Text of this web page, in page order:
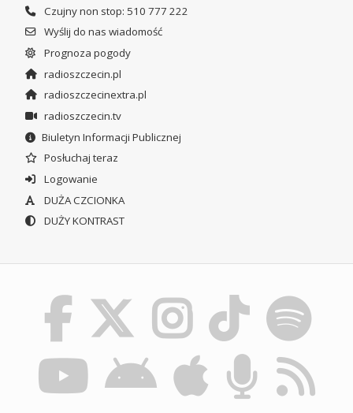
Czujny non stop: 510 777 222
Wyślij do nas wiadomość
Prognoza pogody
radioszczecin.pl
radioszczecinextra.pl
radioszczecin.tv
Biuletyn Informacji Publicznej
Posłuchaj teraz
Logowanie
DUŻA CZCIONKA
DUŻY KONTRAST